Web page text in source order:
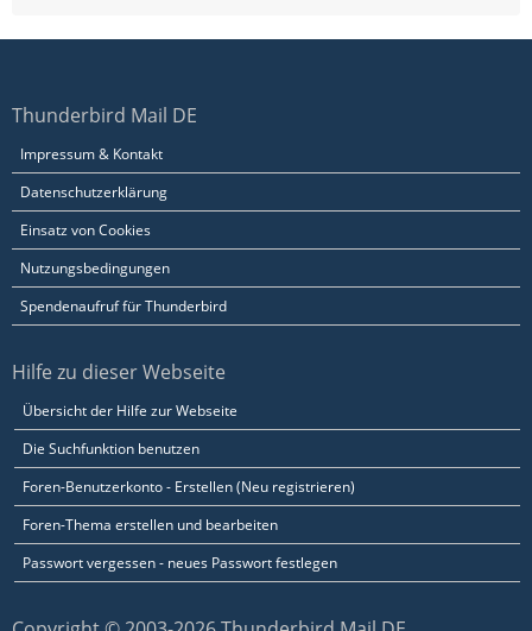
Thunderbird Mail DE
Impressum & Kontakt
Datenschutzerklärung
Einsatz von Cookies
Nutzungsbedingungen
Spendenaufruf für Thunderbird
Hilfe zu dieser Webseite
Übersicht der Hilfe zur Webseite
Die Suchfunktion benutzen
Foren-Benutzerkonto - Erstellen (Neu registrieren)
Foren-Thema erstellen und bearbeiten
Passwort vergessen - neues Passwort festlegen